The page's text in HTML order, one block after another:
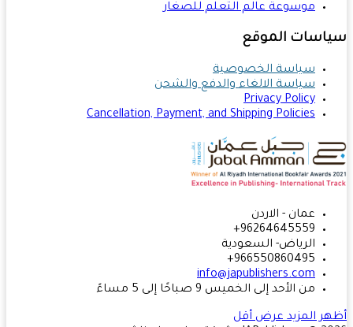
موسوعة عالم التعلم للصغار
الموقع
سياسة الخصوصية
سياسة الالغاء والدفع والشحن
Privacy Policy
Cancellation, Payment, and Shipping Policies
عمان - الاردن
96264645559+
الرياض- السعودية
966550860495+
info@japublishers.com
من الأحد إلى الخميس 9 صباحًا إلى 5 مساءً
المزيدعرض أقل